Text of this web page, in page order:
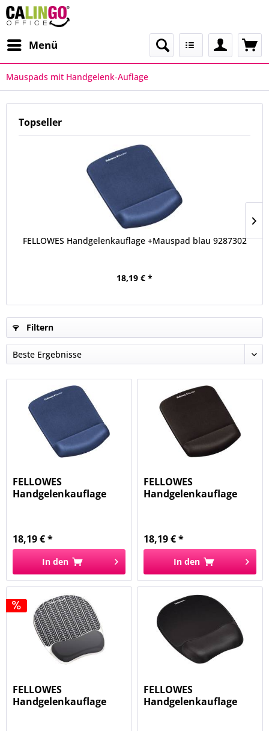
Menü
Mauspads mit Handgelenk-Auflage
Topseller
FELLOWES Handgelenkauflage +Mauspad blau 9287302
18,19 € *
Filtern
FELLOWES
Handgelenkauflage
18,19 € *
In den
FELLOWES
Handgelenkauflage
18,19 € *
In den
FELLOWES
Handgelenkauflage
FELLOWES
Handgelenkauflage